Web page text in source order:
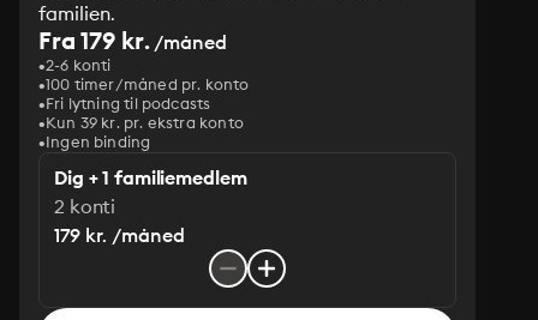
familien.
Fra 179 kr./måned
2-6 konti
100 timer/måned pr. konto
Fri lytning til podcasts
Kun 39 kr. pr. ekstra konto
Ingen binding
Dig + 1 familiemedlem
2 konti
179 kr. /måned